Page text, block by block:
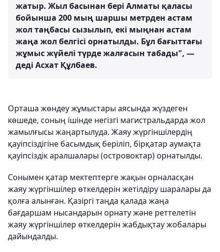
жатыр. Жыл басынан бері Алматы қаласы
бойынша 200 мың шаршы метрден астам
жол таңбасы сызылып, екі мыңнан астам
жаңа жол белгісі орнатылды. Бұл бағыттағы
жұмыс жүйелі түрде жалғасын табады", —
деді Асхат Құлбаев.
Орташа жөндеу жұмыстары аясында жүздеген
көшеде, соның ішінде негізгі магистральдарда жол
жамылғысы жаңартылуда. Жаяу жүргіншілердің
қауіпсіздігіне басымдық беріліп, бірқатар аумақта
қауіпсіздік аралшалары (островоктар) орнатылды.
Сонымен қатар мектептерге жақын орналасқан
жаяу жүргіншілер өткелдерін жетілдіру шаралары да
қолға алынған. Қазіргі таңда қалада жаңа
бағдаршам нысандарын орнату және реттелетін
жаяу жүргіншілер өткелдерін жабдықтау жобалары
дайындалды.